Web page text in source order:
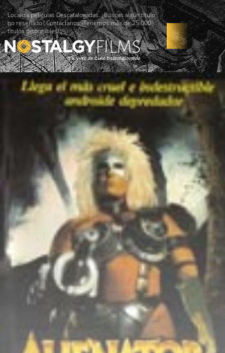
Localiza películas Descatalogadas. ¿Buscas algún título
no reseñado? Contáctanos -Tenemos más de 25.000
títulos disponibles!